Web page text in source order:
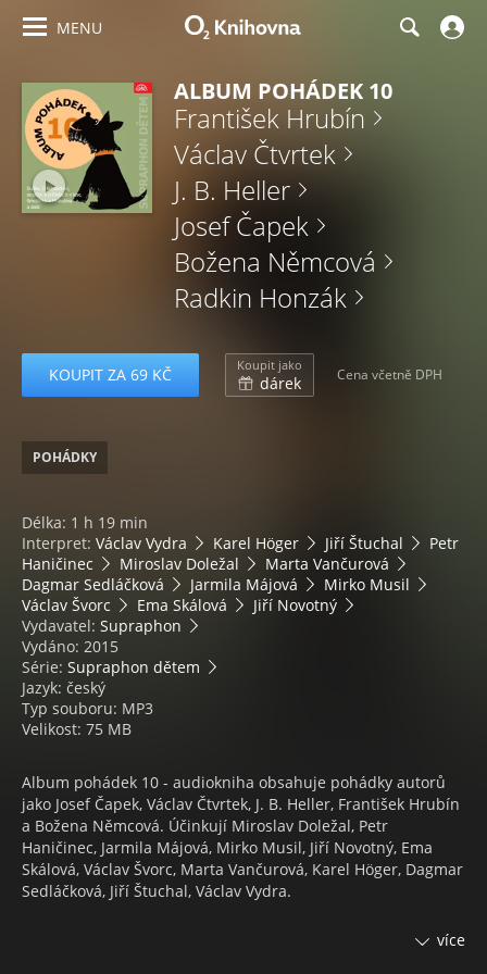
MENU
ALBUM POHÁDEK 10
František Hrubín
Václav Čtvrtek
J. B. Heller
Josef Čapek
Božena Němcová
Radkin Honzák
KOUPIT ZA 69 KČ Koupit jako
dárek Cena včetně DPH
POHÁDKY
Délka: 1 h 19 min
Interpret: Václav Vydra Karel Höger Jiří Štuchal
Petr
Haničinec
Miroslav Doležal
Marta Vančurová
Dagmar Sedláčková
Jarmila Májová
Mirko Musil
Václav Švorc
Ema Skálová
Jiří Novotný
Vydavatel: Supraphon
Vydáno: 2015
Série: Supraphon dětem
Jazyk: český
Typ souboru: MP3
Velikost: 75 MB
Album pohádek 10 - audiokniha obsahuje pohádky autorů
jako Josef Čapek, Václav Čtvrtek, J. B. Heller, František Hrubín
a Božena Němcová. Účinkují Miroslav Doležal, Petr
Haničinec, Jarmila Májová, Mirko Musil, Jiří Novotný, Ema
Skálová, Václav Švorc, Marta Vančurová, Karel Höger, Dagmar
Sedláčková, Jiří Štuchal, Václav Vydra.
Pro desátý díl miniserie Album pohádek "Supraphon dětem"
více